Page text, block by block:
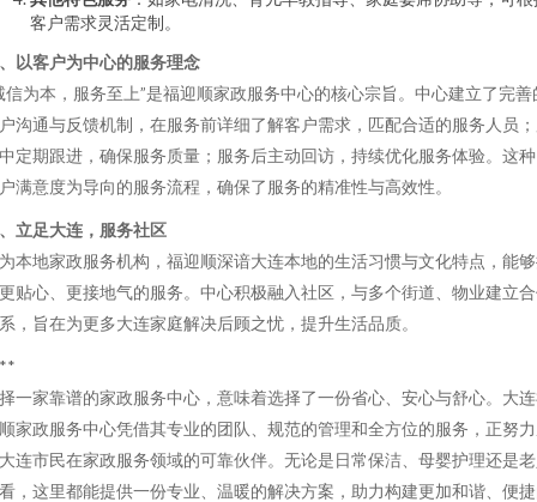
客户需求灵活定制。
以客户为中心的服务理念
信为本，服务至上”是福迎顺家政服务中心的核心宗旨。中心建立了完善
沟通与反馈机制，在服务前详细了解客户需求，匹配合适的服务人员
定期跟进，确保服务质量；服务后主动回访，持续优化服务体验。这
满意度为导向的服务流程，确保了服务的精准性与高效性。
立足大连，服务社区
本地家政服务机构，福迎顺深谙大连本地的生活习惯与文化特点，能
贴心、更接地气的服务。中心积极融入社区，与多个街道、物业建立
，旨在为更多大连家庭解决后顾之忧，提升生活品质。
一家靠谱的家政服务中心，意味着选择了一份省心、安心与舒心。大
家政服务中心凭借其专业的团队、规范的管理和全方位的服务，正努
连市民在家政服务领域的可靠伙伴。无论是日常保洁、母婴护理还是
，这里都能提供一份专业、温暖的解决方案，助力构建更加和谐、便